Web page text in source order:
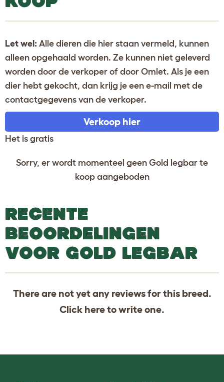
Let wel: Alle dieren die hier staan vermeld, kunnen
alleen opgehaald worden. Ze kunnen niet geleverd
worden door de verkoper of door Omlet. Als je een
dier hebt gekocht, dan krijg je een e-mail met de
contactgegevens van de verkoper.
Verkoop hier
Het is gratis
Sorry, er wordt momenteel geen Gold legbar te
koop aangeboden
RECENTE
BEOORDELINGEN
VOOR GOLD LEGBAR
There are not yet any reviews for this breed.
Click hereto write one.